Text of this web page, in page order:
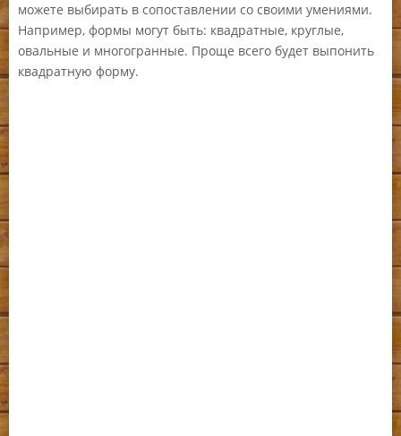
можете выбирать в сопоставлении со своими умениями.
Например, формы могут быть: квадратные, круглые,
овальные и многогранные. Проще всего будет выпонить
квадратную форму.